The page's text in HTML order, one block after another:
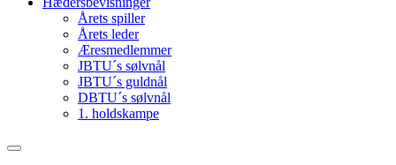
Årets spiller
Årets leder
Æresmedlemmer
JBTU´s sølvnål
JBTU´s guldnål
DBTU´s sølvnål
1. holdskampe